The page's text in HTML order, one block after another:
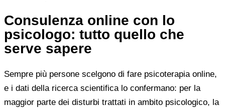
Consulenza online con lo
psicologo: tutto quello che
serve sapere
Sempre più persone scelgono di fare psicoterapia online,
e i dati della ricerca scientifica lo confermano: per la
maggior parte dei disturbi trattati in ambito psicologico, la